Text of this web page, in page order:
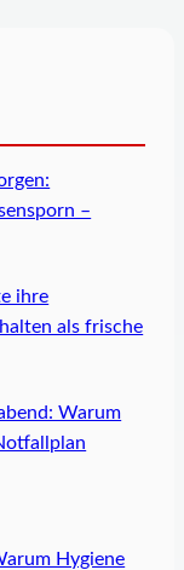
–
ihre
als frische
Warum
Hygiene